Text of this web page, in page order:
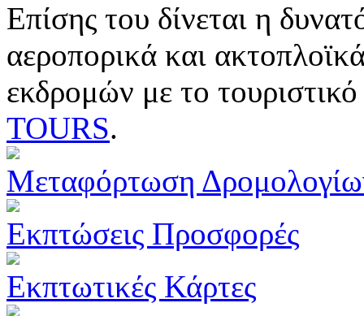
Επίσης του δίνεται η
αεροπορικά και
εκδρομών με το
TOURS.
Μεταφόρτωση
Εκπτώσεις Προσφορές
Εκπτωτικές Κάρτες